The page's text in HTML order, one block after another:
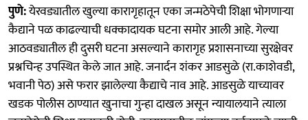
पुणे:येरवड्यातील खुल्या कारागृहातून एका जन्मठेपेची शिक्षा भोगणाऱ्या
कैद्याने पळ काढल्याची धक्कादायक घटना समोर आली आहे. गेल्या
आठवड्यातील ही दुसरी घटना असल्याने कारागृह प्रशासनाच्या सुरक्षेवर
प्रश्नचिन्ह उपस्थित केले जात आहे. जनार्दन शंकर आडसुळे (रा.काशेवडी,
भवानी पेठ) असे फरार झालेल्या कैद्याचे नाव आहे. आडसुळे याच्यावर
खडक पोलीस ठाण्यात खुनाचा गुन्हा दाखल असून न्यायालयाने त्याला